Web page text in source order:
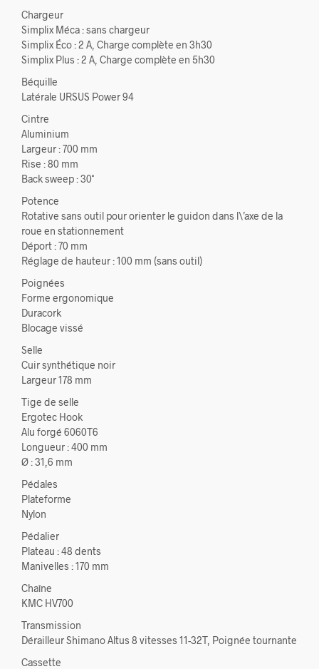
Chargeur
Simplix Méca : sans chargeur
Simplix Éco : 2 A, Charge complète en 3h30
Simplix Plus : 2 A, Charge complète en 5h30
Béquille
Latérale URSUS Power 94
Cintre
Aluminium
Largeur : 700 mm
Rise : 80 mm
Back sweep : 30˚
Potence
Rotative sans outil pour orienter le guidon dans l\’axe de la
roue en stationnement
Déport : 70 mm
Réglage de hauteur : 100 mm (sans outil)
Poignées
Forme ergonomique
Duracork
Blocage vissé
Selle
Cuir synthétique noir
Largeur 178 mm
Tige de selle
Ergotec Hook
Alu forgé 6060T6
Longueur : 400 mm
Ø : 31,6 mm
Pédales
Plateforme
Nylon
Pédalier
Plateau : 48 dents
Manivelles : 170 mm
Chaîne
KMC HV700
Transmission
Dérailleur Shimano Altus 8 vitesses 11-32T, Poignée tournante
Cassette